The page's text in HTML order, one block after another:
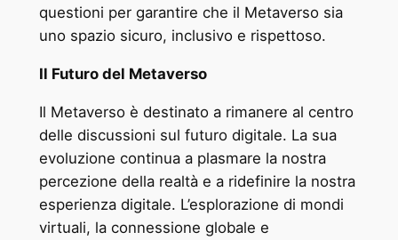
questioni per garantire che il Metaverso sia
uno spazio sicuro, inclusivo e rispettoso.
Il Futuro del Metaverso
Il Metaverso è destinato a rimanere al centro
delle discussioni sul futuro digitale. La sua
evoluzione continua a plasmare la nostra
percezione della realtà e a ridefinire la nostra
esperienza digitale. L’esplorazione di mondi
virtuali, la connessione globale e